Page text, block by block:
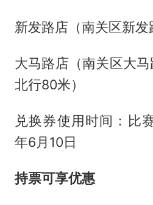
新发路店（南关区新发
大马路店（南关区大
北行80米）
兑换券使用时间：比
年6月10日
持票可享优惠